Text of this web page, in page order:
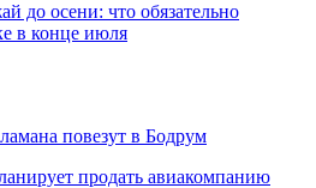
до осени: что обязательно
в конце июля
повезут в Бодрум
продать авиакомпанию